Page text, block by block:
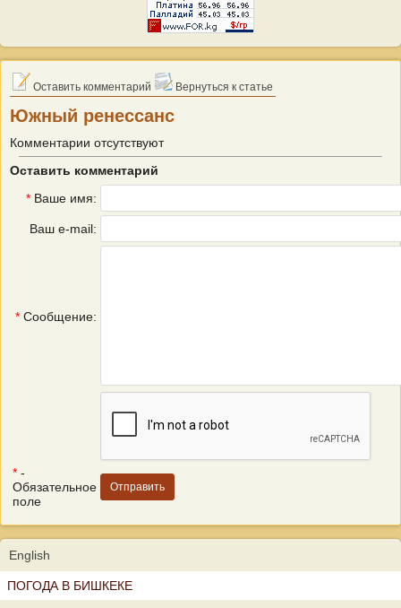
Оставить комментарий Вернуться к статье
Южный ренессанс
Комментарии отсутствуют
Оставить комментарий
* Ваше имя:
Ваш e-mail:
* Сообщение:
* -
Обязательное
поле
English
ПОГОДА В БИШКЕКЕ